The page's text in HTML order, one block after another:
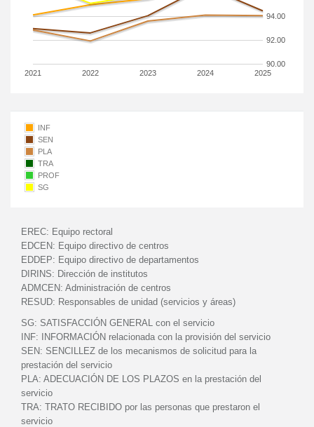
2021 2022 2023 2024 2025
90.00
92.00
94.00
INF
SEN
PLA
TRA
PROF
SG
EREC: Equipo rectoral
EDCEN: Equipo directivo de centros
EDDEP: Equipo directivo de departamentos
DIRINS: Dirección de institutos
ADMCEN: Administración de centros
RESUD: Responsables de unidad (servicios y áreas)
SG: SATISFACCIÓN GENERAL con el servicio
INF:
INFORMACIÓN relacionada con la provisión del servicio
SEN: SENCILLEZ de los mecanismos de solicitud para la
prestación del servicio
PLA: ADECUACIÓN DE LOS PLAZOS en la prestación del
servicio
TRA: TRATO RECIBIDO por las personas que prestaron el
servicio